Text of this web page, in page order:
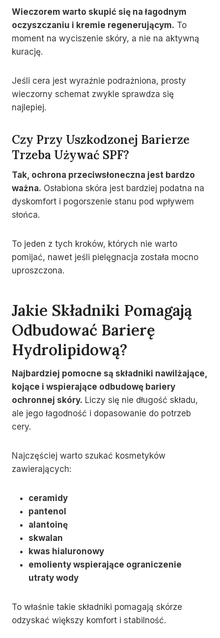
Wieczorem warto skupić się na łagodnym
oczyszczaniu i kremie regenerującym. To
moment na wyciszenie skóry, a nie na aktywną
kurację.
Jeśli cera jest wyraźnie podrażniona, prosty
wieczorny schemat zwykle sprawdza się
najlepiej.
Czy Przy Uszkodzonej Barierze
Trzeba Używać SPF?
Tak, ochrona przeciwsłoneczna jest bardzo
ważna. Osłabiona skóra jest bardziej podatna na
dyskomfort i pogorszenie stanu pod wpływem
słońca.
To jeden z tych kroków, których nie warto
pomijać, nawet jeśli pielęgnacja została mocno
uproszczona.
Jakie Składniki Pomagają
Odbudować Barierę
Hydrolipidową?
Najbardziej pomocne są składniki nawilżające,
kojące i wspierające odbudowę bariery
ochronnej skóry. Liczy się nie długość składu,
ale jego łagodność i dopasowanie do potrzeb
cery.
Najczęściej warto szukać kosmetyków
zawierających:
ceramidy
pantenol
alantoinę
skwalan
kwas hialuronowy
emolienty wspierające ograniczenie
utraty wody
To właśnie takie składniki pomagają skórze
odzyskać większy komfort i stabilność.